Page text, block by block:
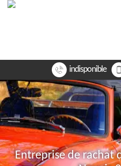
indisponible
Entreprise de rachat